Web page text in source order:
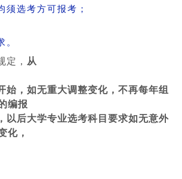
须选考方可报考；
。
定， 从
始，如无重大调整变化，不再每年组
编报
以后大学专业选考科目要求如无意外
化，